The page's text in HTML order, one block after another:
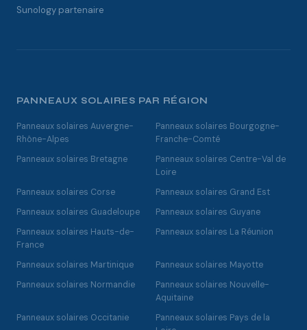
Sunology partenaire
PANNEAUX SOLAIRES PAR RÉGION
Panneaux solaires Auvergne-
Rhône-Alpes
Panneaux solaires Bourgogne-
Franche-Comté
Panneaux solaires Bretagne
Panneaux solaires Centre-Val de
Loire
Panneaux solaires Corse
Panneaux solaires Grand Est
Panneaux solaires Guadeloupe
Panneaux solaires Guyane
Panneaux solaires Hauts-de-
France
Panneaux solaires La Réunion
Panneaux solaires Martinique
Panneaux solaires Mayotte
Panneaux solaires Normandie
Panneaux solaires Nouvelle-
Aquitaine
Panneaux solaires Occitanie
Panneaux solaires Pays de la